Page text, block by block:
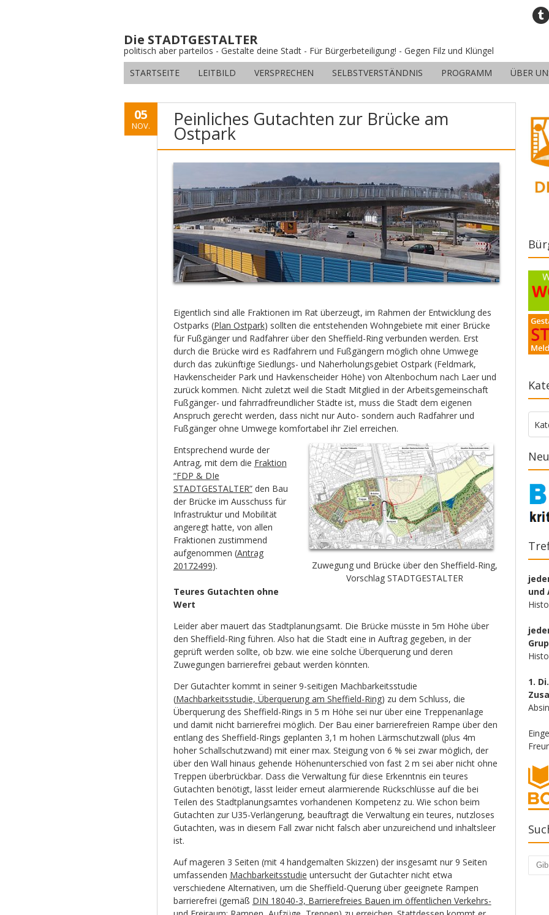
Die STADTGESTALTER
politisch aber parteilos - Gestalte deine Stadt - Für Bürgerbeteiligung! - Gegen Filz und Klüngel
STARTSEITE
LEITBILD VERSPRECHEN SELBSTVERSTÄNDNIS PROGRAMM ÜBER
05
NOV. Peinliches Gutachten zur Brücke am
Ostpark
Eigentlich sind alle Fraktionen im Rat überzeugt, im Rahmen der Entwicklung des
Ostparks (Plan Ostpark) sollten die entstehenden Wohngebiete mit einer Brücke
für Fußgänger und Radfahrer über den Sheffield-Ring verbunden werden. Erst
durch die Brücke wird es Radfahrern und Fußgängern möglich ohne Umwege
durch das zukünftige Siedlungs- und Naherholungsgebiet Ostpark (Feldmark,
Havkenscheider Park und Havkenscheider Höhe) von Altenbochum nach Laer und
zurück kommen. Nicht zuletzt weil die Stadt Mitglied in der Arbeitsgemeinschaft
Fußgänger- und fahrradfreundlicher Städte ist, muss die Stadt dem eigenen
Anspruch gerecht werden, dass nicht nur Auto- sondern auch Radfahrer und
Fußgänger ohne Umwege komfortabel ihr Ziel erreichen.
Zuwegung und Brücke über den Sheffield-Ring,
Vorschlag STADTGESTALTER
Entsprechend wurde der
Antrag, mit dem die Fraktion
“FDP & DIe
STADTGESTALTER”den Bau
der Brücke im Ausschuss für
Infrastruktur und Mobilität
angeregt hatte, von allen
Fraktionen zustimmend
aufgenommen (Antrag
20172499).
Teures Gutachten ohne
Wert
Leider aber mauert das Stadtplanungsamt. Die Brücke müsste in 5m Höhe über
den Sheffield-Ring führen. Also hat die Stadt eine in Auftrag gegeben, in der
geprüft werden sollte, ob bzw. wie eine solche Überquerung und deren
Zuwegungen barrierefrei gebaut werden könnten.
Der Gutachter kommt in seiner 9-seitigen Machbarkeitsstudie
(Machbarkeitsstudie, Überquerung am Sheffield-Ring) zu dem Schluss, die
Überquerung des Sheffield-Rings in 5 m Höhe sei nur über eine Treppenanlage
und damit nicht barrierefrei möglich. Der Bau einer barrierefreien Rampe über den
entlang des Sheffield-Rings geplanten 3,1 m hohen Lärmschutzwall (plus 4m
hoher Schallschutzwand) mit einer max. Steigung von 6 % sei zwar möglich, der
über den Wall hinaus gehende Höhenunterschied von fast 2 m sei aber nicht ohne
Treppen überbrückbar. Dass die Verwaltung für diese Erkenntnis ein teures
Gutachten benötigt, lässt leider erneut alarmierende Rückschlüsse auf die bei
Teilen des Stadtplanungsamtes vorhandenen Kompetenz zu. Wie schon beim
Gutachten zur U35-Verlängerung, beauftragt die Verwaltung ein teures, nutzloses
Gutachten, was in diesem Fall zwar nicht falsch aber unzureichend und inhaltsleer
ist.
Auf mageren 3 Seiten (mit 4 handgemalten Skizzen) der insgesamt nur 9 Seiten
umfassenden Machbarkeitsstudie untersucht der Gutachter nicht etwa
verschiedene Alternativen, um die Sheffield-Querung über geeignete Rampen
barrierefrei (gemäß DIN 18040-3, Barrierefreies Bauen im öffentlichen Verkehrs-
und
1.